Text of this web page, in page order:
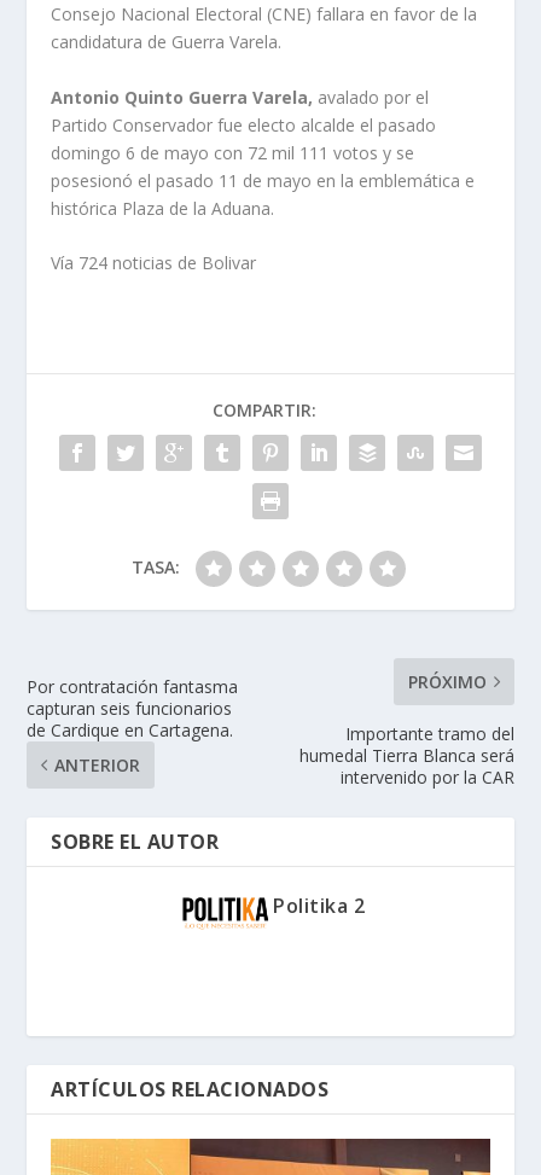
Consejo Nacional Electoral (CNE) fallara en favor de la
candidatura de Guerra Varela.
Antonio Quinto Guerra Varela, avalado por el
Partido Conservador fue electo alcalde el pasado
domingo 6 de mayo con 72 mil 111 votos y se
posesionó el pasado 11 de mayo en la emblemática e
histórica Plaza de la Aduana.
Vía 724 noticias de Bolivar
COMPARTIR:
TASA:
Por contratación fantasma
capturan seis funcionarios
de Cardique en Cartagena.
ANTERIOR
PRÓXIMO
Importante tramo del
humedal Tierra Blanca será
intervenido por la CAR
SOBRE EL AUTOR
Politika 2
ARTÍCULOS RELACIONADOS